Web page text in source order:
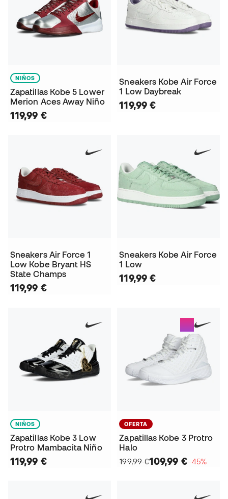
NIÑOS
Zapatillas Kobe 5 Lower
Merion Aces Away Niño
119,99 €
Sneakers Kobe Air Force
1 Low Daybreak
119,99 €
Sneakers Air Force 1
Low Kobe Bryant HS
State Champs
119,99 €
Sneakers Kobe Air Force
1 Low
119,99 €
NIÑOS
Zapatillas Kobe 3 Low
Protro Mambacita Niño
119,99 €
OFERTA
Zapatillas Kobe 3 Protro
Halo
199,99 €109,99 €−45%